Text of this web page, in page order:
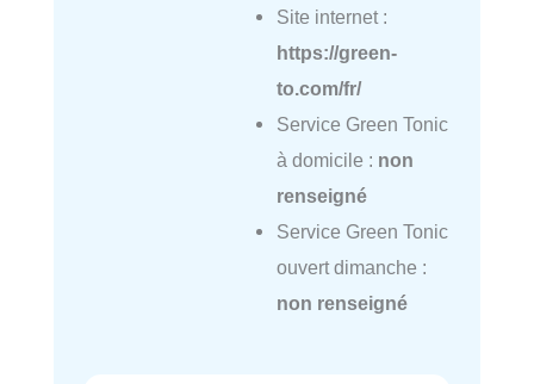
Site internet :
https://green-
to.com/fr/
Service Green Tonic
à domicile : non
renseigné
Service Green Tonic
ouvert dimanche :
non renseigné